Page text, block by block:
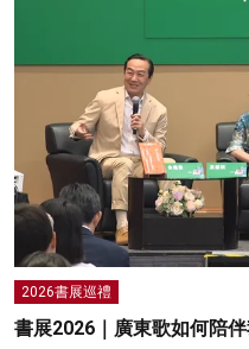
2026書展巡禮
書展2026｜廣東歌如何陪